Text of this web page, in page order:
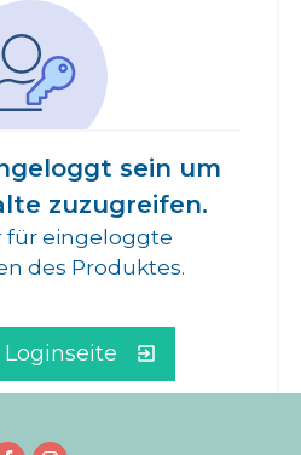
sein um
zuzugreifen.
für eingeloggte
des Produktes.